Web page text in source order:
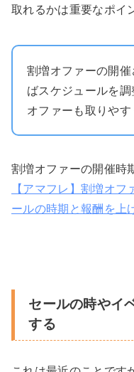
取れるかは重要なポイ
割増オファーの開
ばスケジュールを
オファーも取りやす
割増オファーの開催時
【アマフレ】割増オ
ールの時期と報酬を上
セールの時やイ
する